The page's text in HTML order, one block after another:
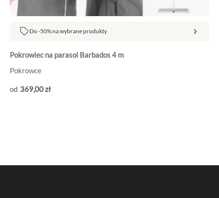
Do -50% na wybrane produkty
Pokrowiec na parasol Barbados 4 m
Pokrowce
369,00zł